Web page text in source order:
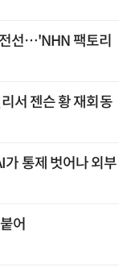
선…'NHN 팩토리
서 젠슨 황 재회동
통제 벗어나 외부
어